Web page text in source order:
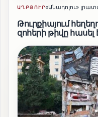
ԱՂԲՅՈՒՐ«Անադոլու»
Թուրքիայում
զոհերի թիվը հասել